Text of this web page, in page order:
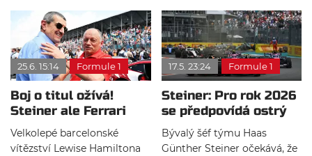
nekontrolovateľne otriasa.
Aktuálny rok mal byť podľa
všeobecných očakávaní
jeho, ale obrovskú trhlinu
naprieč titulovým plánom
spôsobil Andrea Kimi
Antonelli.
kterého byl ročník F1 jen
těžko představitelný. V
posledních letech však země
Michaela Schumachera z
kalendáře vypadla a nic
nenasvědčuje tomu, že by se
měla v blízké budoucnosti
vrátit.
25.6. 15:14 Formule 1
Boj o titul ožívá!
Steiner ale Ferrari
krotí
Velkolepé barcelonské
vítězství Lewise Hamiltona
17.5. 23:24 Formule 1
Steiner: Pro rok 2026
se předpovídá ostrý
vývojový boj ve
formuli 1
Bývalý šéf týmu Haas
Günther Steiner očekává, že